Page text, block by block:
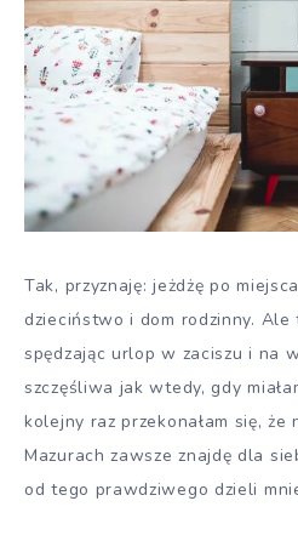
Tak, przyznaję: jeżdżę po
dzieciństwo i dom rodzinny.
spędzając urlop w zaciszu i na
szczęśliwa jak wtedy, gdy
kolejny raz przekonałam się, że
Mazurach zawsze znajdę dla
od tego prawdziwego dzieli